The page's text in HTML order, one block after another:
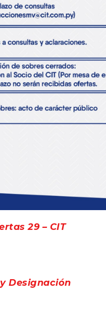
29 – CIT
Designación